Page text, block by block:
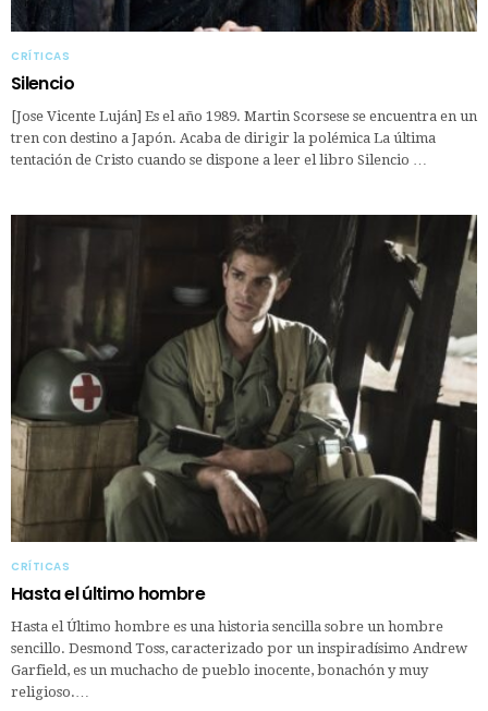
CRÍTICAS
Silencio
[Jose Vicente Luján] Es el año 1989. Martin Scorsese se encuentra en un
tren con destino a Japón. Acaba de dirigir la polémica La última
tentación de Cristo cuando se dispone a leer el libro Silencio …
CRÍTICAS
Hasta el último hombre
Hasta el Último hombre es una historia sencilla sobre un hombre
sencillo. Desmond Toss, caracterizado por un inspiradísimo Andrew
Garfield, es un muchacho de pueblo inocente, bonachón y muy
religioso.…